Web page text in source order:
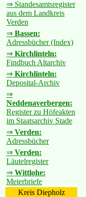
⇒ Standesamtsregister
aus dem Landkreis
Verden
⇒ Bassen:
Adressbücher (Index)
⇒ Kirchlinteln:
Findbuch Altarchiv
⇒ Kirchlinteln:
Deposital-Archiv
⇒
Neddenaverbergen:
Register zu Höfeakten
im Staatsarchiv Stade
⇒ Verden:
Adressbücher
⇒ Verden:
Läutelregister
⇒ Wittlohe:
Meierbriefe
Kreis Diepholz